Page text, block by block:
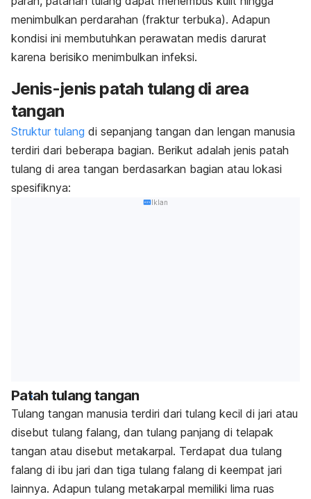
menimbulkan perdarahan (fraktur terbuka). Adapun
kondisi ini membutuhkan perawatan medis darurat
karena berisiko menimbulkan infeksi.
Jenis-jenis patah tulang di area
tangan
Struktur tulang di sepanjang tangan dan lengan manusia
terdiri dari beberapa bagian. Berikut adalah jenis patah
tulang di area tangan berdasarkan bagian atau lokasi
spesifiknya:
Iklan
Patah tulang tangan
Tulang tangan manusia terdiri dari tulang kecil di jari atau
disebut tulang falang, dan tulang panjang di telapak
tangan atau disebut metakarpal. Terdapat dua tulang
falang di ibu jari dan tiga tulang falang di keempat jari
lainnya. Adapun tulang metakarpal memiliki lima ruas